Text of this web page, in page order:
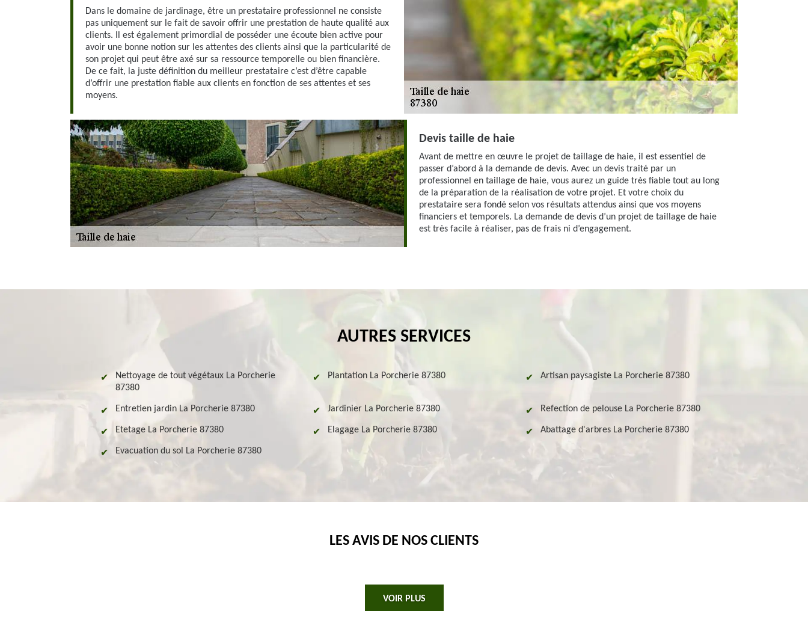
Dans le domaine de jardinage, être un prestataire professionnel ne consiste
pas uniquement sur le fait de savoir offrir une prestation de haute qualité aux
clients. Il est également primordial de posséder une écoute bien active pour
avoir une bonne notion sur les attentes des clients ainsi que la particularité de
son projet qui peut être axé sur sa ressource temporelle ou bien financière.
De ce fait, la juste définition du meilleur prestataire c’est d’être capable
d’offrir une prestation fiable aux clients en fonction de ses attentes et ses
moyens.
Devis taille de haie
Avant de mettre en œuvre le projet de taillage de haie, il est essentiel de
passer d’abord à la demande de devis. Avec un devis traité par un
professionnel en taillage de haie, vous aurez un guide très fiable tout au long
de la préparation de la réalisation de votre projet. Et votre choix du
prestataire sera fondé selon vos résultats attendus ainsi que vos moyens
financiers et temporels. La demande de devis d’un projet de taillage de haie
est très facile à réaliser, pas de frais ni d’engagement.
AUTRES SERVICES
Nettoyage de tout végétaux La Porcherie
87380
Plantation La Porcherie 87380 Artisan paysagiste La Porcherie 87380
Entretien jardin La Porcherie 87380 Jardinier La Porcherie 87380 Refection de pelouse La Porcherie 87380
Etetage La Porcherie 87380 Elagage La Porcherie 87380 Abattage d'arbres La Porcherie 87380
Evacuation du sol La Porcherie 87380
LES AVIS DE NOS CLIENTS
VOIR PLUS